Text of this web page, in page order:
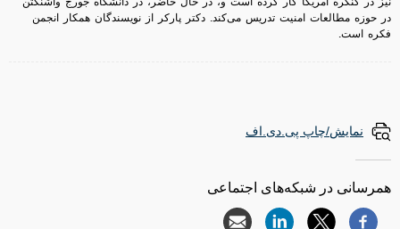
در حوزه مطالعات امنیت تدریس می‌کند. دکتر پارکر از نویسندگان همکار انجمن
فکره است.
نمایش/چاپ پی.دی.اف
همرسانی در شبکه‌های اجتماعی